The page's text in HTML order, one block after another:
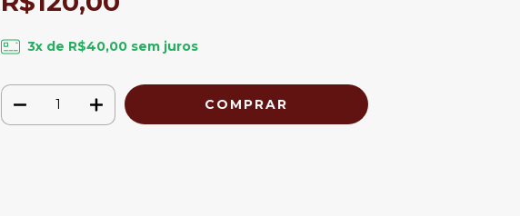
3x de R$40,00sem juros